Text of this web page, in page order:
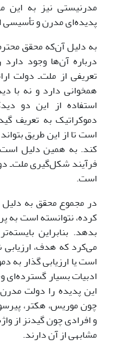
مدرنیستى نیز به
پدیده‌اى مدرن و
به دلیل آن‌که محقق
درباره آن‌ها وجود
تعریفى از ملت‌ـ دولت
همخوانى دارد و نه با
استفاده از این دو
دموکراتیک به تعریف
است تا از این طریق
کند. به همین دلیل
فرآیند شکل‌گیرى ملت‌ـ
است.
در مجموع محقق به
کرده، نتوانسته است
بدهد. بنابراین
مى‌کرد که هدف،
است یا ارزیابى گذار
ادبیات بسیار
این پدیده را دولت
چون موریس، هکتر،
و افرادى چون گیدنز از
مشابهى از آن دارند.